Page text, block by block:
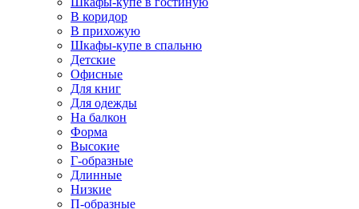
В коридор
В прихожую
Шкафы-купе в спальню
Детские
Офисные
Для книг
Для одежды
На балкон
Форма
Высокие
Г-образные
Длинные
Низкие
П-образные